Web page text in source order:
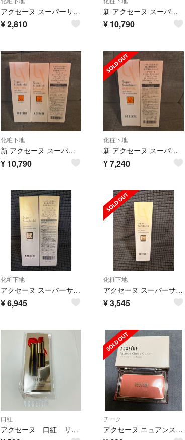
アクセーヌ スーパーサンシールド ブライトフィット 40g 1点
¥2,810
新 アクセーヌ スーパーサンシールド ブライトヴェール クリームベージュ 3点
¥ 10,790
化粧下地
新 アクセーヌ スーパーサンシールド ブライトヴェール ピンクベージュ 01 3点
¥ 10,790
化粧下地
新 アクセーヌ スーパーサンシールド ブライトヴェール ピンクベージュ 01 2点
¥7,240
化粧下地
アクセーヌ スーパーサンシールド ブライトヴェール クリームベージュ 02 2点
¥6,945
化粧下地
アクセーヌ スーパーサンシールド ブライトヴェール クリームベージュ 02 1点
¥3,545
口紅
アクセーヌ 口紅 リップケア ルージュ サンプル
チーク
アクセーヌ ニュアンス チークカラー ソフトコーラル 限定非売品